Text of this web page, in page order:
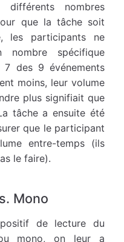
différents nombres
que la tâche soit
les participants ne
nombre spécifique
des 9 événements
moins, leur volume
plus signifiait que
tâche a ensuite été
que le participant
entre-temps (ils
le faire).
Mono
de lecture du
mono, on leur a